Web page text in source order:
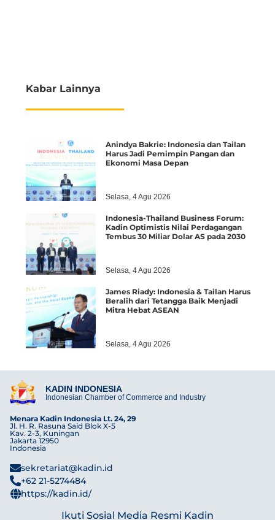
Kabar Lainnya
Anindya Bakrie: Indonesia dan Tailan
Harus Jadi Pemimpin Pangan dan
Ekonomi Masa Depan
Selasa, 4 Agu 2026
Indonesia-Thailand Business Forum:
Kadin Optimistis Nilai Perdagangan
Tembus 30 Miliar Dolar AS pada 2030
Selasa, 4 Agu 2026
James Riady: Indonesia & Tailan Harus
Beralih dari Tetangga Baik Menjadi
Mitra Hebat ASEAN
Selasa, 4 Agu 2026
KADIN INDONESIA
Indonesian Chamber of Commerce and Industry
Menara Kadin Indonesia Lt. 24, 29
Jl. H. R. Rasuna Said Blok X-5
Kav. 2-3, Kuningan
Jakarta 12950
Indonesia
sekretariat@kadin.id
+62 21-5274484
https://kadin.id/
Ikuti Sosial Media Resmi Kadin